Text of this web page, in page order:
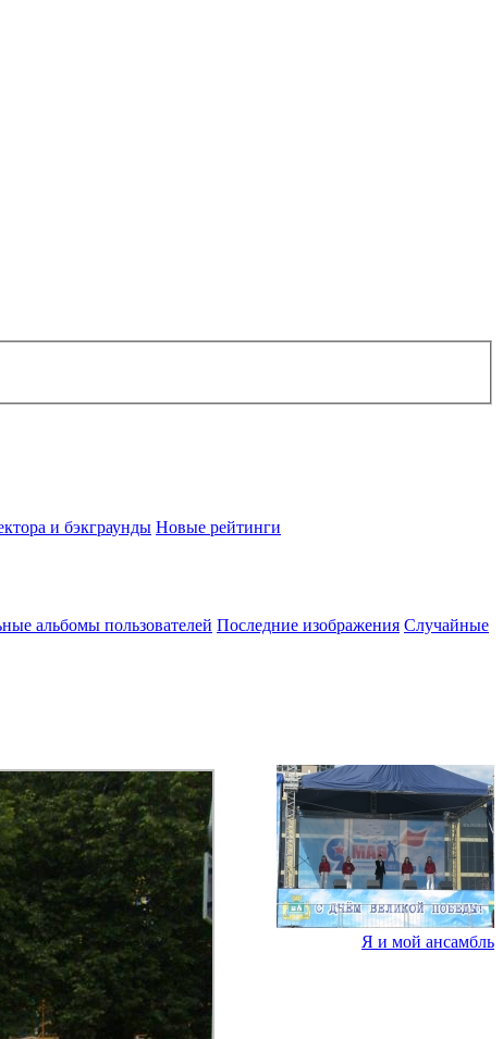
и бэкграунды Новые рейтинги
альбомы пользователей Последние изображения Случайные
Я и мой ансамбль